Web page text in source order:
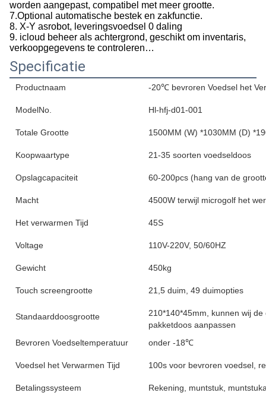
worden aangepast, compatibel met meer grootte.
7.Optional automatische bestek en zakfunctie.
8. X-Y asrobot, leveringsvoedsel 0 daling
9. icloud beheer als achtergrond, geschikt om inventaris,
verkoopgegevens te controleren…
Specificatie
Productnaam -20℃ bevroren Voedsel het
ModelNo. Hl-hfj-d01-001
Totale Grootte 1500MM (W) *1030MM (D)
Koopwaartype 21-35 soorten voedseldoos
Opslagcapaciteit 60-200pcs (hang van de
Macht 4500W terwijl microgolf het
Het verwarmen Tijd 45S
Voltage 110V-220V, 50/60HZ
Gewicht 450kg
Touch screengrootte 21,5 duim, 49 duimopties
Standaarddoosgrootte
210*140*45mm, kunnen wij
pakketdoos aanpassen
Bevroren Voedseltemperatuur
onder -18℃
Voedsel het Verwarmen Tijd 100s voor bevroren voedsel,
Betalingssysteem Rekening, muntstuk,